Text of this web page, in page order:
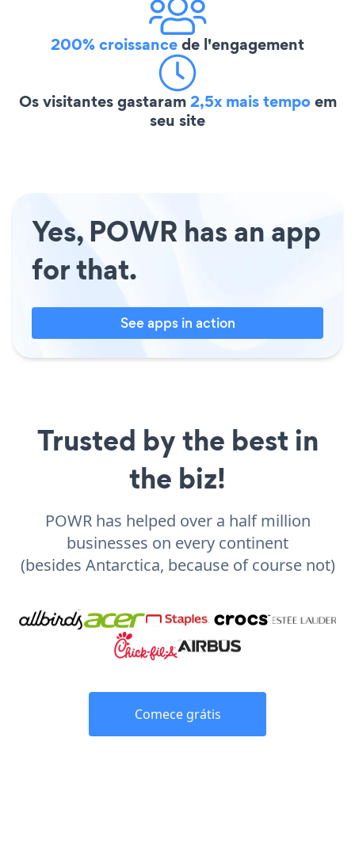
200% croissancede l'engagement
Os visitantes gastaram2,5x mais tempoem
seu site
Yes, POWR has an app
for that.
See apps in action
Trusted by the best in
the biz!
POWR has helped over a half million
businesses on every continent
(besides Antarctica, because of course not)
Comece grátis